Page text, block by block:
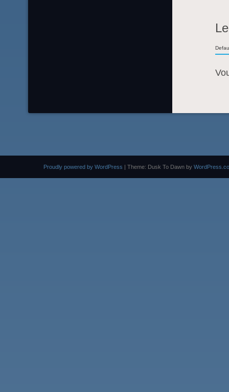
Proudly powered by WordPress | Theme: Dusk To Dawn by